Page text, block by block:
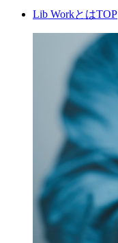
Lib WorkとはTOP